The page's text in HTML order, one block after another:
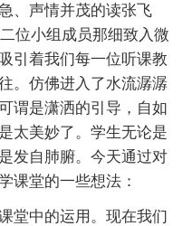
、声情并茂的读张飞
位小组成员那细致入微
引着我们每一位听课教
。仿佛进入了水流潺潺
谓是潇洒的引导，自如
太美妙了。学生无论是
发自肺腑。今天通过对
课堂的一些想法：
堂中的运用。现在我们